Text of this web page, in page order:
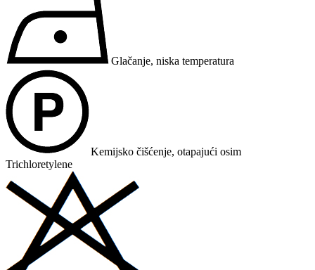
Glačanje, niska temperatura
Kemijsko čišćenje, otapajući osim
Trichloretylene